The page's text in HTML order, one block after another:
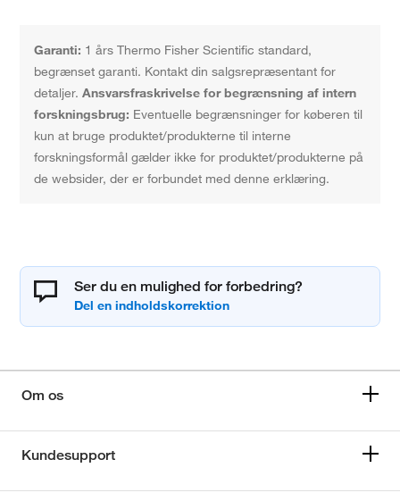
Garanti: 1 års Thermo Fisher Scientific standard,
begrænset garanti. Kontakt din salgsrepræsentant for
detaljer.Ansvarsfraskrivelse for begrænsning af intern
forskningsbrug: Eventuelle begrænsninger for køberen til
kun at bruge produktet/produkterne til interne
forskningsformål gælder ikke for produktet/produkterne på
de websider, der er forbundet med denne erklæring.
Ser du en mulighed for forbedring?
Om os
Kundesupport